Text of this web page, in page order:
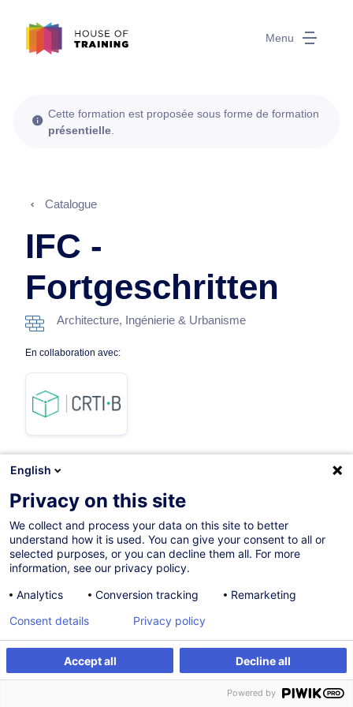
Menu
S'inscrire Formation sur mesure
Cette formation est proposée sous forme de formation
présentielle
Catalogue
IFC -
Fortgeschritten
Architecture, Ingénierie & Urbanisme
En collaboration avec:
Formation présentielle
Cours du jour
German / Deutsch
English
Privacy on this site
We collect and process your data on this site to better
understand how it is used. You can give your consent to all or
selected purposes, or you can decline them all. For more
information, see our privacy policy.
Analytics
Conversion tracking Remarketing
Accept all Decline all
Consent details Privacy policy
Powered by